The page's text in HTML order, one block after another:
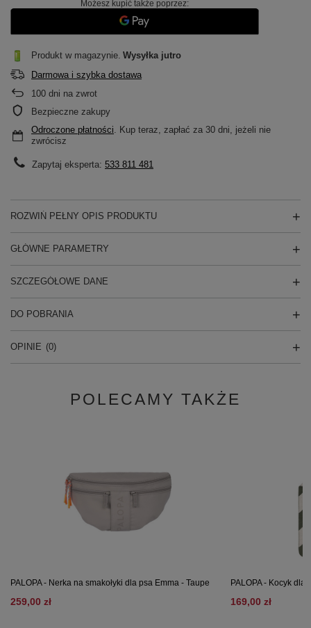
Możesz kupić także poprzez:
Produkt w magazynie Wysyłka jutro
Darmowa i szybka dostawa
100 dni na zwrot
Bezpieczne zakupy
Odroczone płatności . Kup teraz, zapłać za 30 dni, jeżeli nie
zwrócisz
Zapytaj eksperta: 533 811 481
ROZWIŃ PEŁNY OPIS PRODUKTU
GŁÓWNE PARAMETRY
SZCZEGÓŁOWE DANE
DO POBRANIA
OPINIE (0)
POLECAMY TAKŻE
PALOPA - Nerka na smakołyki dla psa Emma - Taupe
259,00 zł
PALOPA - Kocyk dla
169,00 zł